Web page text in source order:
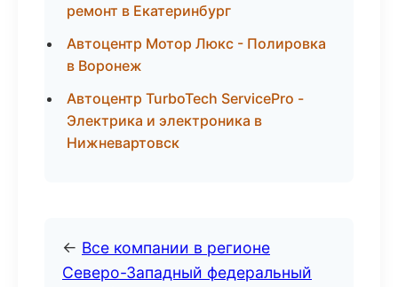
ремонт в Екатеринбург
Автоцентр Мотор Люкс - Полировка
в Воронеж
Автоцентр TurboTech ServicePro -
Электрика и электроника в
Нижневартовск
← Все компании в регионе
Северо-Западный федеральный